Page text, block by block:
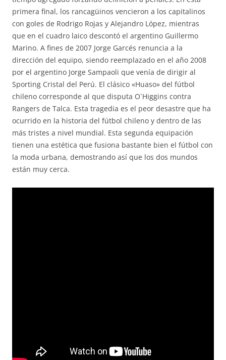
primera final, los rancagüinos vencieron a los capitalinos
con goles de Rodrigo Rojas y Alejandro López, mientras
que en el cuadro laico descontó el argentino Guillermo
Marino. A fines de 2007 Jorge Garcés renuncia a la
dirección del equipo, siendo reemplazado en el año 2008
por el argentino Jorge Sampaoli que venía de dirigir al
Sporting Cristal del Perú. El clásico «Huaso» del fútbol
chileno corresponde al que disputa O`Higgins contra
Rangers de Talca. Esta tragedia es el peor desastre que ha
ocurrido en la historia del fútbol chileno y dentro de las
más tristes a nivel mundial. Esta segunda equipación
tienen una estética que fusiona bastante bien el fútbol con
la moda urbana, demostrando así que los dos mundos
están muy cerca.